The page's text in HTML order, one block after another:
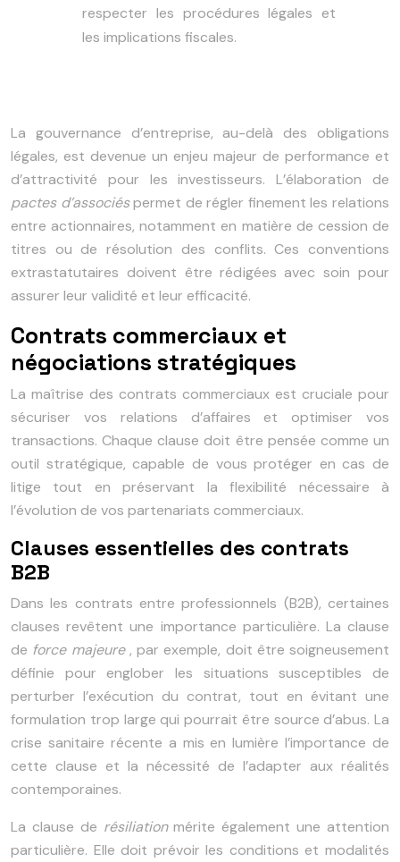
respecter les procédures légales et
les implications fiscales.
La gouvernance d’entreprise, au-delà des obligations
légales, est devenue un enjeu majeur de performance et
d’attractivité pour les investisseurs. L’élaboration de
pactes d’associéspermet de régler finement les relations
entre actionnaires, notamment en matière de cession de
titres ou de résolution des conflits. Ces conventions
extrastatutaires doivent être rédigées avec soin pour
assurer leur validité et leur efficacité.
Contrats commerciaux et
négociations stratégiques
La maîtrise des contrats commerciaux est cruciale pour
sécuriser vos relations d’affaires et optimiser vos
transactions. Chaque clause doit être pensée comme un
outil stratégique, capable de vous protéger en cas de
litige tout en préservant la flexibilité nécessaire à
l’évolution de vos partenariats commerciaux.
Clauses essentielles des contrats
B2B
Dans les contrats entre professionnels (B2B), certaines
clauses revêtent une importance particulière. La clause
de force majeure, par exemple, doit être soigneusement
définie pour englober les situations susceptibles de
perturber l’exécution du contrat, tout en évitant une
formulation trop large qui pourrait être source d’abus. La
crise sanitaire récente a mis en lumière l’importance de
cette clause et la nécessité de l’adapter aux réalités
contemporaines.
La clause de résiliationmérite également une attention
particulière. Elle doit prévoir les conditions et modalités